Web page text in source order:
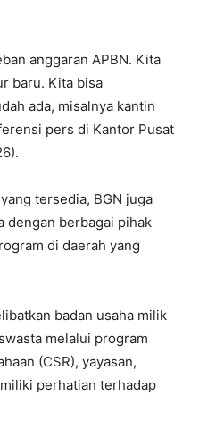
anggaran APBN. Kita
baru. Kita bisa
ada, misalnya kantin
pers di Kantor Pusat
tersedia, BGN juga
dengan berbagai pihak
di daerah yang
badan usaha milik
melalui program
(CSR), yayasan,
perhatian terhadap